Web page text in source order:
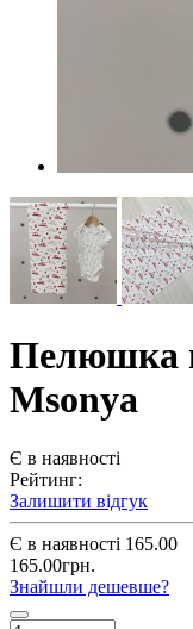
Пелюшка
Msonya
Є в наявності
Рейтинг:
Залишити відгук
Є в наявності 165.00
165.00грн.
Знайшли дешевше?